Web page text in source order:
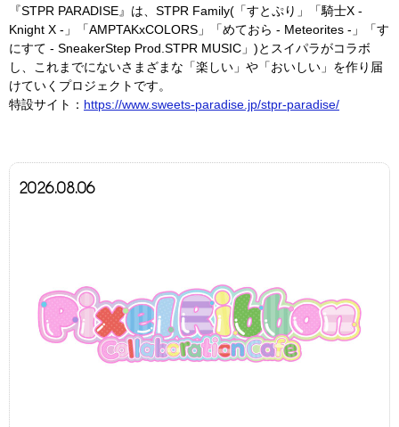
2026.08.06
『STPR PARADISE』は、STPR Family(「すとぷり」「騎士X -
Knight X -」「AMPTAKxCOLORS」「めておら - Meteorites -」「す
にすて - SneakerStep Prod.STPR MUSIC」)とスイパラがコラボ
し、これまでにないさまざまな「楽しい」や「おいしい」を作り届
けていくプロジェクトです。
特設サイト： https://www.sweets-paradise.jp/stpr-paradise/